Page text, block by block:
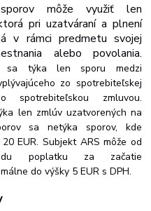
môže využiť len
pri uzatváraní a plnení
v rámci predmetu svojej
alebo povolania.
sa týka len sporu medzi
zo spotrebiteľskej
spotrebiteľskou zmluvou.
len zmlúv uzatvorených na
sa netýka sporov, kde
EUR. Subjekt ARS môže od
poplatku za začatie
do výšky 5 EUR s DPH.